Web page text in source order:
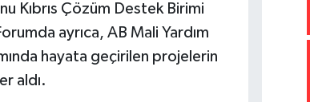
Kıbrıs Çözüm Destek Birimi
ayrıca, AB Mali Yardım
hayata geçirilen projelerin
aldı.